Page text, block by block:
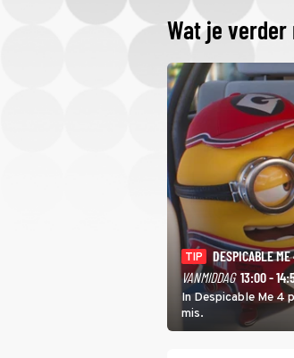
Wat je
TIP
DESPICABLE ME
VANMIDDAG 13:00 -
In Despicable Me 4
mis.